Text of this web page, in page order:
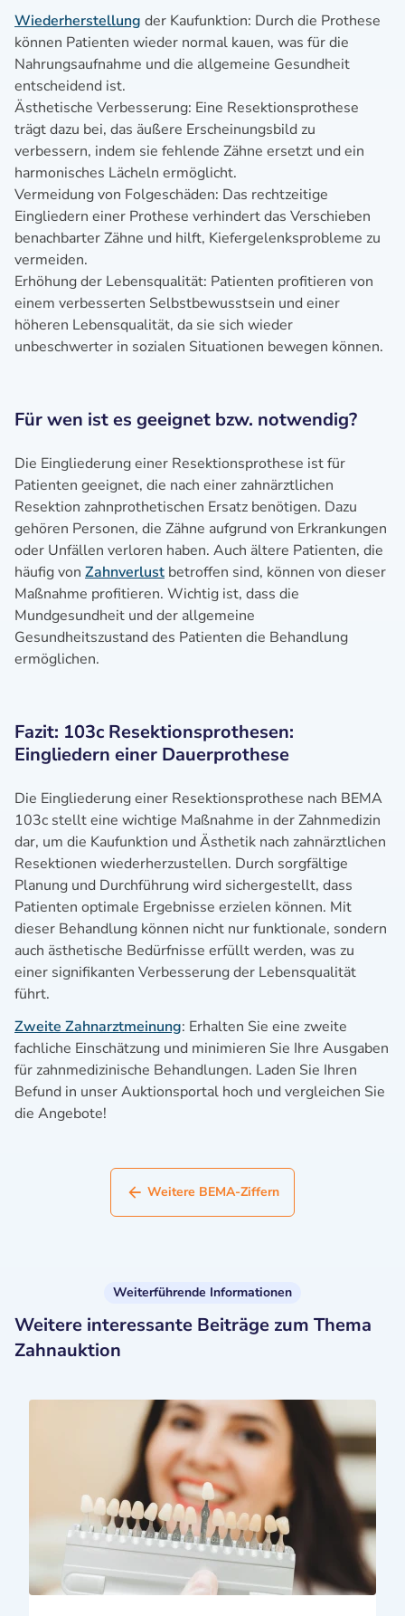
Wiederherstellung der Kaufunktion: Durch die Prothese
können Patienten wieder normal kauen, was für die
Nahrungsaufnahme und die allgemeine Gesundheit
entscheidend ist.
Ästhetische Verbesserung: Eine Resektionsprothese
trägt dazu bei, das äußere Erscheinungsbild zu
verbessern, indem sie fehlende Zähne ersetzt und ein
harmonisches Lächeln ermöglicht.
Vermeidung von Folgeschäden: Das rechtzeitige
Eingliedern einer Prothese verhindert das Verschieben
benachbarter Zähne und hilft, Kiefergelenksprobleme zu
vermeiden.
Erhöhung der Lebensqualität: Patienten profitieren von
einem verbesserten Selbstbewusstsein und einer
höheren Lebensqualität, da sie sich wieder
unbeschwerter in sozialen Situationen bewegen können.
Für wen ist es geeignet bzw. notwendig?
Die Eingliederung einer Resektionsprothese ist für
Patienten geeignet, die nach einer zahnärztlichen
Resektion zahnprothetischen Ersatz benötigen. Dazu
gehören Personen, die Zähne aufgrund von Erkrankungen
oder Unfällen verloren haben. Auch ältere Patienten, die
häufig von Zahnverlust betroffen sind, können von dieser
Maßnahme profitieren. Wichtig ist, dass die
Mundgesundheit und der allgemeine
Gesundheitszustand des Patienten die Behandlung
ermöglichen.
Fazit: 103c Resektionsprothesen:
Eingliedern einer Dauerprothese
Die Eingliederung einer Resektionsprothese nach BEMA
103c stellt eine wichtige Maßnahme in der Zahnmedizin
dar, um die Kaufunktion und Ästhetik nach zahnärztlichen
Resektionen wiederherzustellen. Durch sorgfältige
Planung und Durchführung wird sichergestellt, dass
Patienten optimale Ergebnisse erzielen können. Mit
dieser Behandlung können nicht nur funktionale, sondern
auch ästhetische Bedürfnisse erfüllt werden, was zu
einer signifikanten Verbesserung der Lebensqualität
führt.
Zweite Zahnarztmeinung: Erhalten Sie eine zweite
fachliche Einschätzung und minimieren Sie Ihre Ausgaben
für zahnmedizinische Behandlungen. Laden Sie Ihren
Befund in unser Auktionsportal hoch und vergleichen Sie
die Angebote!
Weitere BEMA-Ziffern
Weiterführende Informationen
Weitere interessante Beiträge zum Thema
Zahnauktion